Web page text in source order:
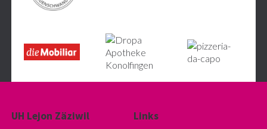
UH Lejon Zäziwil Links